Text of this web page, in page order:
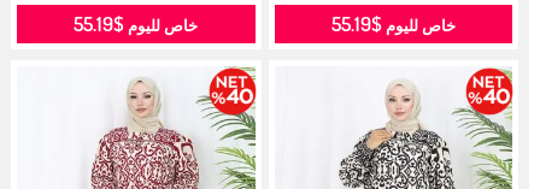
خاص لليوم$55.19 خاص لليوم $55.19